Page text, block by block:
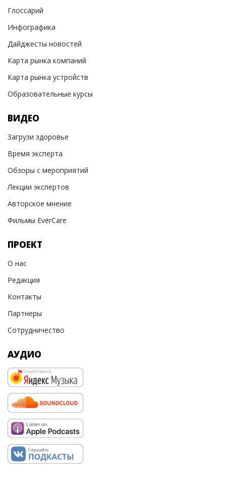
Глоссарий
Инфографика
Дайджесты новостей
Карта рынка компаний
Карта рынка устройств
Образовательные курсы
ВИДЕО
Загрузи здоровье
Время эксперта
Обзоры с мероприятий
Лекции экспертов
Авторское мнение
Фильмы EverCare
ПРОЕКТ
О нас
Редакция
Контакты
Партнеры
Сотрудничество
АУДИО